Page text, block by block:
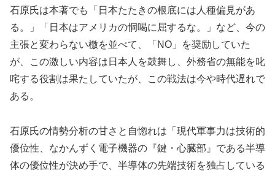
石原氏は本著でも「日本たたきの根底には人種偏見があ
る。」「日本はアメリカの恫喝に屈するな。」など、今の
主張と変わらない檄を並べて、「NO」を奨励していた
が、この激しい内容は日本人を鼓舞し、外務省の無能を叱
咤する役割は果たしていたが、この戦法は今や時代遅れで
ある。
石原氏の情勢分析の甘さと自惚れは「現代軍事力は技術的
優位性、なかんずく電子機器の『鍵・心臓部』である半導
体の優位性が決め手で、半導体の先端技術を独占している